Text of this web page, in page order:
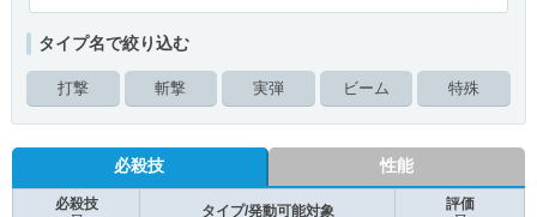
タイプ名で絞り込む
打撃 斬撃 実弾 ビーム 特殊
必殺技 性能
必殺技 タイプ/発動可能対象 評価